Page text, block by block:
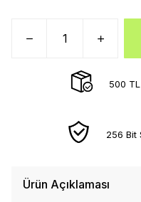
500
256 Bit
Ürün Açıklaması